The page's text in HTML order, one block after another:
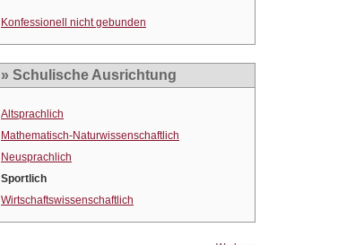
Konfessionell nicht gebunden
» Schulische Ausrichtung
Altsprachlich
Mathematisch-Naturwissenschaftlich
Neusprachlich
Sportlich
Wirtschaftswissenschaftlich